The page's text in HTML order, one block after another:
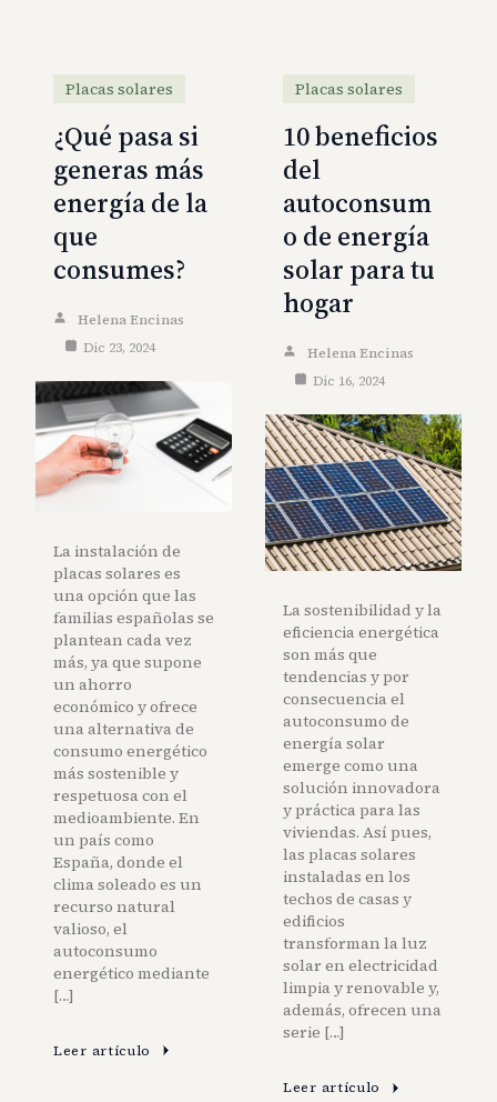
Placas solares
¿Qué pasa si
generas más
energía de la
que
consumes?
Helena Encinas
Dic 23, 2024
La instalación de
placas solares es
una opción que las
familias españolas se
plantean cada vez
más, ya que supone
un ahorro
económico y ofrece
una alternativa de
consumo energético
más sostenible y
respetuosa con el
medioambiente. En
un país como
España, donde el
clima soleado es un
recurso natural
valioso, el
autoconsumo
energético mediante
[…]
Leer artículo
Placas solares
10 beneficios
del
autoconsum
o de energía
solar para tu
hogar
Helena Encinas
Dic 16, 2024
La sostenibilidad y la
eficiencia energética
son más que
tendencias y por
consecuencia el
autoconsumo de
energía solar
emerge como una
solución innovadora
y práctica para las
viviendas. Así pues,
las placas solares
instaladas en los
techos de casas y
edificios
transforman la luz
solar en electricidad
limpia y renovable y,
además, ofrecen una
serie […]
Leer artículo